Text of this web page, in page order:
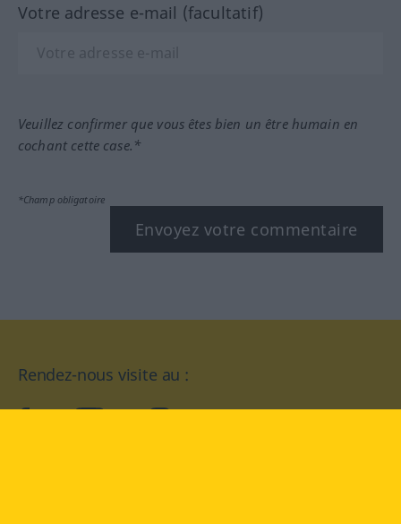
Votre adresse e-mail (facultatif)
Veuillez confirmer que vous êtes bien un être humain en
cochant cette case.*
*Champ obligatoire
Envoyez votre commentaire
Rendez-nous visite au :